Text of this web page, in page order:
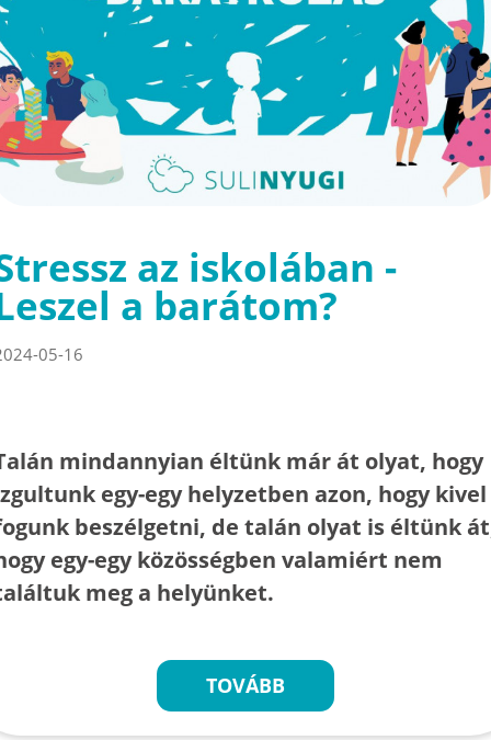
az iskolában -
a barátom?
05-16
mindannyian éltünk már át olyat, hogy
egy-egy helyzetben azon, hogy kivel
beszélgetni, de talán olyat is éltünk
egy-egy közösségben valamiért nem
meg a helyünket.
TOVÁBB